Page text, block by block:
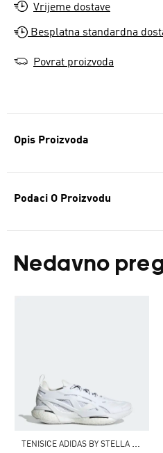
Opis Proizvoda
Podaci O Proizvodu
Nedavno
T
ENISICE ADIDAS BY STELLA MCCARTNEY SOLARGLIDE RUNNING
Vrijeme dostave
Besplatna standardna
Povrat proizvoda